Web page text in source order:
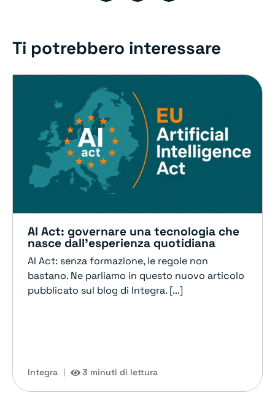
Ti potrebbero interessare
AI Act: governare una tecnologia che
nasce dall’esperienza quotidiana
AI Act: senza formazione, le regole non
bastano. Ne parliamo in questo nuovo articolo
pubblicato sul blog di Integra. [...]
Integra 3 minuti di lettura